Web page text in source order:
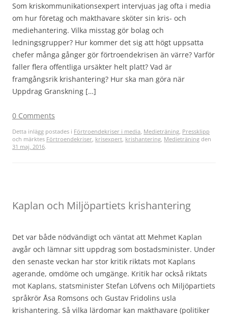
Som kriskommunikationsexpert intervjuas jag ofta i media
om hur företag och makthavare sköter sin kris- och
mediehantering. Vilka misstag gör bolag och
ledningsgrupper? Hur kommer det sig att högt uppsatta
chefer många gånger gör förtroendekrisen än värre? Varför
faller flera offentliga ursäkter helt platt? Vad är
framgångsrik krishantering? Hur ska man göra när
Uppdrag Granskning […]
0 Comments
Detta inlägg postades i Förtroendekriser i media, Medieträning, Pressklipp
och märktes Förtroendekriser, krisexpert, krishantering, Medieträning den
31 maj, 2016.
Kaplan och Miljöpartiets krishantering
Det var både nödvändigt och väntat att Mehmet Kaplan
avgår och lämnar sitt uppdrag som bostadsminister. Under
den senaste veckan har stor kritik riktats mot Kaplans
agerande, omdöme och umgänge. Kritik har också riktats
mot Kaplans, statsminister Stefan Löfvens och Miljöpartiets
språkrör Åsa Romsons och Gustav Fridolins usla
krishantering. Så vilka lärdomar kan makthavare (politiker